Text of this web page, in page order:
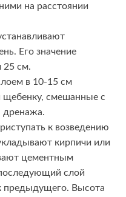
на расстоянии
Его значение
25 см.
в 10-15 см
щебенку, смешанные с
дренажа.
к возведению
кирпичи или
цементным
слой
предыдущего. Высота